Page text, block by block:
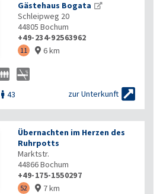
Gästehaus Bogata
Schleipweg 20
44805 Bochum
+49-234-92563962
11  6 km
 43 zur Unterkunft 
Übernachten im Herzen des
Ruhrpotts
Marktstr.
44866Bochum
+49-175-1550297
52  7 km